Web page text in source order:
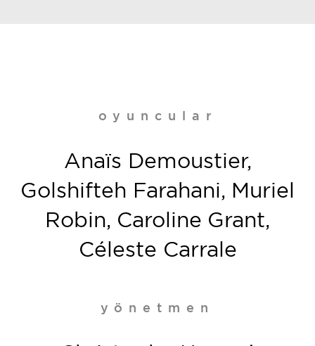
oyuncular
Anaïs Demoustier,
Golshifteh Farahani, Muriel
Robin, Caroline Grant,
Céleste Carrale
yönetmen